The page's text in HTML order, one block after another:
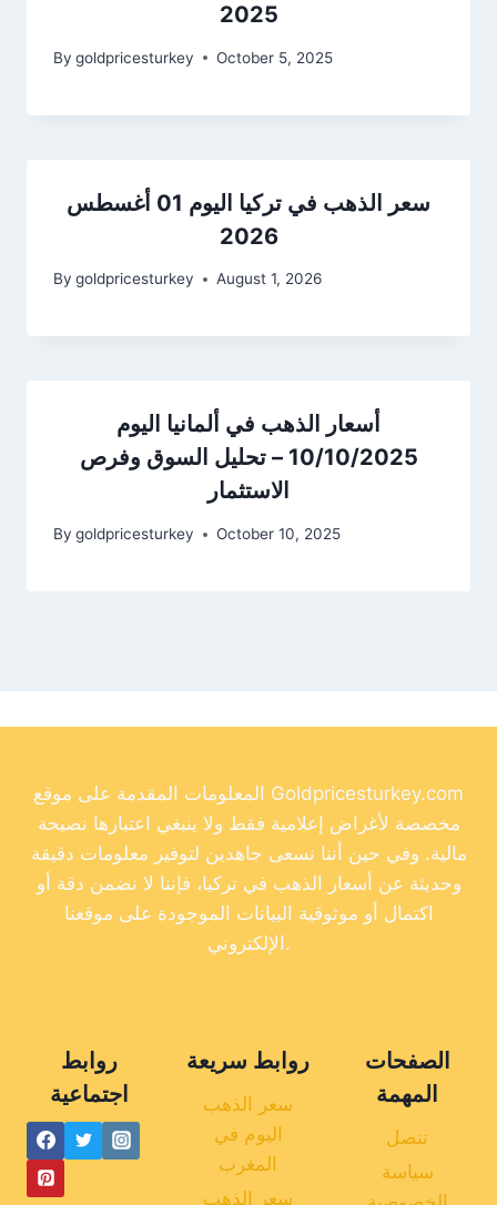
2025
By goldpricesturkey October 5, 2025
سعر الذهب في تركيا اليوم 01 أغسطس
2026
By goldpricesturkey August 1, 2026
أسعار الذهب في ألمانيا اليوم
10/10/2025 – تحليل السوق وفرص
الاستثمار
By goldpricesturkey October 10, 2025
المعلومات المقدمة على موقع Goldpricesturkey.com
مخصصة لأغراض إعلامية فقط ولا ينبغي اعتبارها نصيحة
مالية. وفي حين أننا نسعى جاهدين لتوفير معلومات دقيقة
وحديثة عن أسعار الذهب في تركيا، فإننا لا نضمن دقة أو
اكتمال أو موثوقية البيانات الموجودة على موقعنا
الإلكتروني.
روابط
اجتماعية
روابط سريعة
سعر الذهب
اليوم في
المغرب
سعر الذهب
الصفحات
المهمة
تنصل
سياسة